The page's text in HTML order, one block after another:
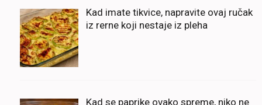
Kad imate tikvice, napravite ovaj ručak
iz rerne koji nestaje iz pleha
Kad se paprike ovako spreme, niko ne